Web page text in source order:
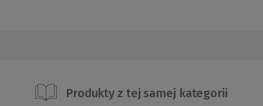
Produkty z tej samej kategorii